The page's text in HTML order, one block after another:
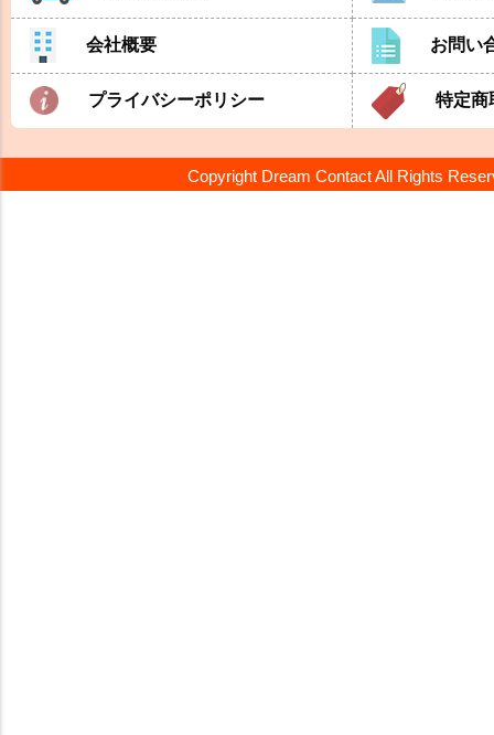
会社概要 お問い
プライバシーポリシー 特定商
Copyright Dream Contact All Rights